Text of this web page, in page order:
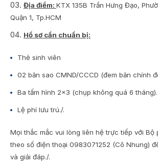
Địa điểm: KTX 135B Trần Hưng Đạo,
Quận 1, Tp.HCM
Hồ sơ cần chuẩn bị:
Thẻ sinh viên
02 bản sao CMND/CCCD (đem bản chính
Ba tấm hình 2×3 (chụp không quá 6 tháng).
Lệ phí lưu trú./.
Mọi thắc mắc vui lòng liên hệ trực tiếp với Bộ
theo số điện thoại 0983071252 (Cô Nhung)
và giải đáp./.